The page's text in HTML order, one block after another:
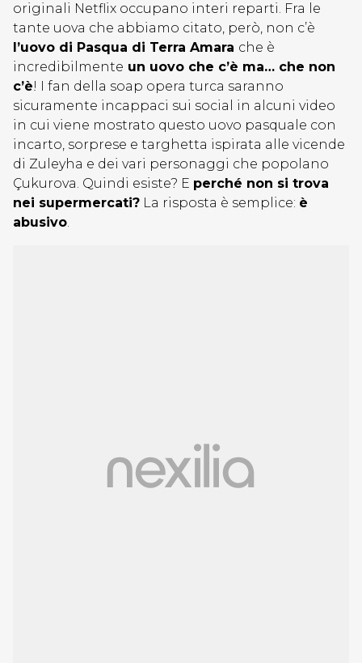
originali Netflix occupano interi reparti. Fra le
tante uova che abbiamo citato, però, non c’è
l’uovo di Pasqua di Terra Amara che è
incredibilmente un uovo che c’è ma… che non
c’è! I fan della soap opera turca saranno
sicuramente incappaci sui social in alcuni video
in cui viene mostrato questo uovo pasquale con
incarto, sorprese e targhetta ispirata alle vicende
di Zuleyha e dei vari personaggi che popolano
Çukurova. Quindi esiste? E perché non si trova
nei supermercati? La risposta è semplice: è
abusivo.